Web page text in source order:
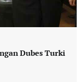
Dubes Turki